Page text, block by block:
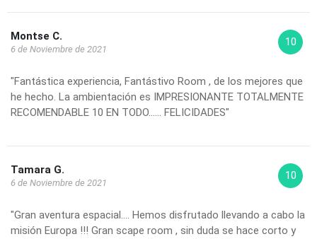
Montse C.
6 de Noviembre de 2021
10
"Fantástica experiencia, Fantástivo Room , de los mejores que
he hecho. La ambientación es IMPRESIONANTE TOTALMENTE
RECOMENDABLE 10 EN TODO...... FELICIDADES"
Tamara G.
6 de Noviembre de 2021
10
"Gran aventura espacial.... Hemos disfrutado llevando a cabo la
misión Europa !!! Gran scape room , sin duda se hace corto y